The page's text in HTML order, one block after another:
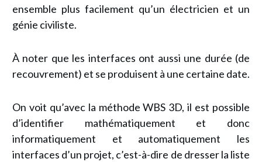
ensemble plus facilement qu’un électricien et un
génie civiliste.
À noter que les interfaces ont aussi une durée (de
recouvrement) et se produisent à une certaine date.
On voit qu’avec la méthode WBS 3D, il est possible
d’identifier mathématiquement et donc
informatiquement et automatiquement les
interfaces d’un projet, c’est-à-dire de dresser la liste